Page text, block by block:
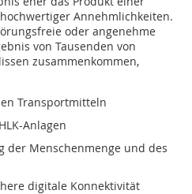
Annehmlichkeiten.
oder angenehme
von Tausenden von
zusammenkommen,
Transportmitteln
Anlagen
der Menschenmenge und des
digitale Konnektivität